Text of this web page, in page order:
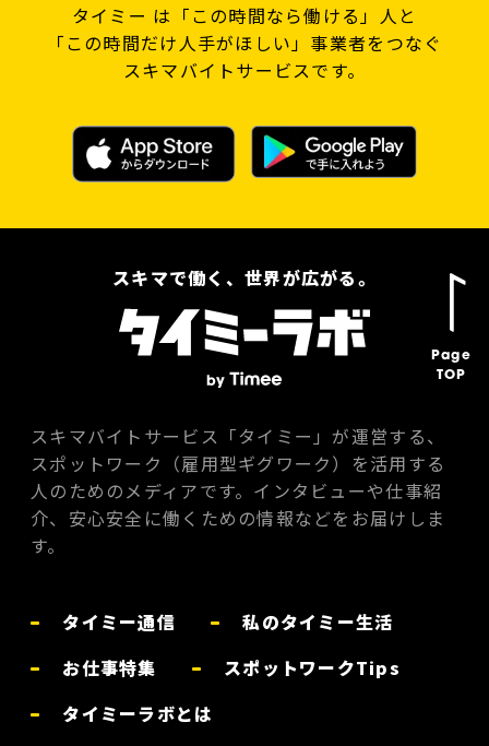
タイミー は「この時間なら働ける」人と
「この時間だけ人手がほしい」事業者をつなぐ
スキマバイトサービスです。
Page
TOP
スキマで働く、世界が広がる。
スキマバイトサービス「タイミー」が運営する、
スポットワーク（雇用型ギグワーク）を活用する
人のためのメディアです。インタビューや仕事紹
介、安心安全に働くための情報などをお届けしま
す。
タイミー通信
私のタイミー生活
お仕事特集
スポットワークTips
タイミーラボとは